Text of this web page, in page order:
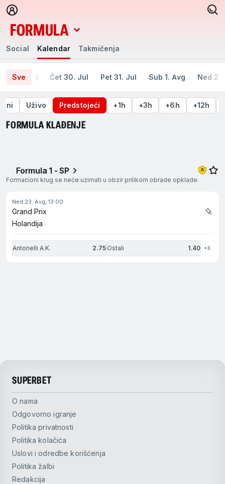
FORMULA
Social Kalendar Takmičenja
Sve Čet 30. Jul Pet 31. Jul Sub 1. Avg Ned 2.
Uživo Predstojeći +1h +3h +6h +12h
FORMULA KLAĐENJE
Formula 1 - SP
Formacioni krug se neće uzimati u obzir prilikom obrade opklade.
Ned 23. Avg, 13:00
Grand Prix
Holandija
Antonelli A.K. 2.75 Ostali 1.40 +3
SUPERBET
O nama
Odgovorno igranje
Politika privatnosti
Politika kolačića
Uslovi i odredbe korišćenja
Politika žalbi
Redakcija